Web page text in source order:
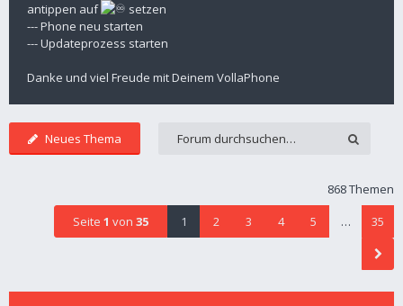
antippen auf
setzen
--- Phone neu starten
--- Updateprozess starten
Danke und viel Freude mit Deinem VollaPhone
Neues Thema
868 Themen
Seite 1 von 35 1 2 3 4 5 … 35